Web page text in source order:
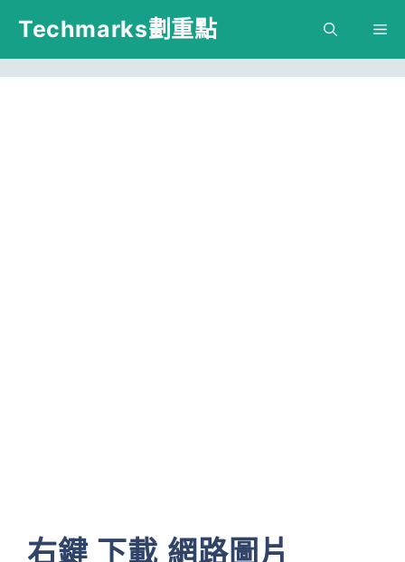
跳
主
Techmarks劃重點
右鍵 下載 網路圖片